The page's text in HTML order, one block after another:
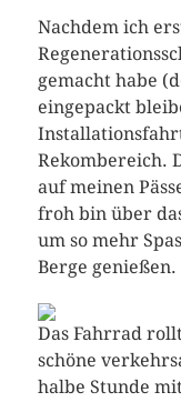
Nachdem ich
gemacht habe
eingepackt
Rekombereich.
auf meinen
froh bin über
um so mehr
Berge genießen.
Das Fahrrad
schöne
halbe Stunde